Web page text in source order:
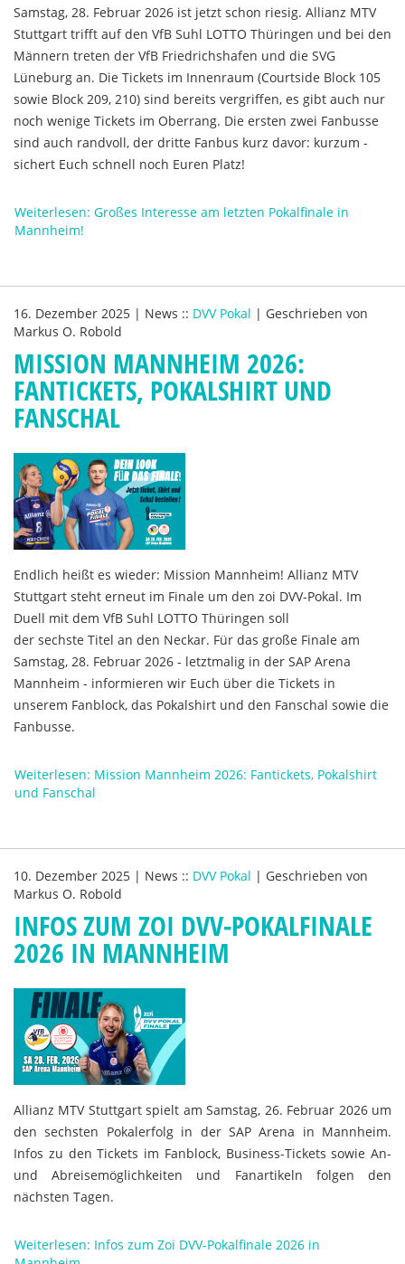
Samstag, 28. Februar 2026 ist jetzt schon riesig. Allianz MTV
Stuttgart trifft auf den VfB Suhl LOTTO Thüringen und bei den
Männern treten der VfB Friedrichshafen und die SVG
Lüneburg an. Die Tickets im Innenraum (Courtside Block 105
sowie Block 209, 210) sind bereits vergriffen, es gibt auch nur
noch wenige Tickets im Oberrang. Die ersten zwei Fanbusse
sind auch randvoll, der dritte Fanbus kurz davor: kurzum -
sichert Euch schnell noch Euren Platz!
Weiterlesen: Großes Interesse am letzten Pokalfinale in
Mannheim!
16. Dezember 2025 | News :: DVV Pokal | Geschrieben von
Markus O. Robold
MISSION MANNHEIM 2026:
FANTICKETS, POKALSHIRT UND
FANSCHAL
Endlich heißt es wieder: Mission Mannheim! Allianz MTV
Stuttgart steht erneut im Finale um den zoi DVV-Pokal. Im
Duell mit dem VfB Suhl LOTTO Thüringen soll
der sechste Titel an den Neckar. Für das große Finale am
Samstag, 28. Februar 2026 - letztmalig in der SAP Arena
Mannheim - informieren wir Euch über die Tickets in
unserem Fanblock, das Pokalshirt und den Fanschal sowie die
Fanbusse.
Weiterlesen: Mission Mannheim 2026: Fantickets, Pokalshirt
und Fanschal
10. Dezember 2025 | News :: DVV Pokal | Geschrieben von
Markus O. Robold
INFOS ZUM ZOI DVV-POKALFINALE
2026 IN MANNHEIM
Allianz MTV Stuttgart spielt am Samstag, 26. Februar 2026 um
den sechsten Pokalerfolg in der SAP Arena in Mannheim.
Infos zu den Tickets im Fanblock, Business-Tickets sowie An-
und Abreisemöglichkeiten und Fanartikeln folgen den
nächsten Tagen.
Weiterlesen: Infos zum Zoi DVV-Pokalfinale 2026 in